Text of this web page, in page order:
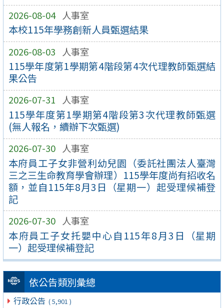
2026-08-04 人事室
本校115年學務創新人員甄選結果
2026-08-03 人事室
115學年度第1學期第4階段第4次代理教師甄選結
果公告
2026-07-31 人事室
115學年度第1學期第4階段第3次代理教師甄選
(無人報名，續辦下次甄選)
2026-07-30 人事室
本府員工子女非營利幼兒園（委託社團法人臺灣
三之三生命教育學會辦理）115學年度尚有招收名
額，並自115年8月3日（星期一）起受理候補登
記
2026-07-30 人事室
本府員工子女托嬰中心自115年8月3日（星期
一）起受理候補登記
依公告類別彙總
行政公告 ( 5,901 )